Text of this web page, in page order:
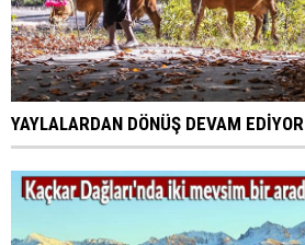
YAYLALARDAN DÖNÜŞ DEVAM EDİYOR